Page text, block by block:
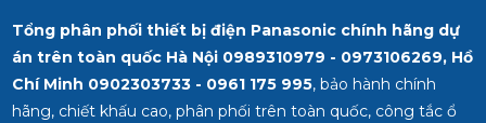
Tổng phân phối thiết bị điện Panasonic chính hãng dự
án trên toàn quốc Hà Nội 0989310979 - 0973106269, Hồ
Chí Minh 0902303733 - 0961 175 995, bảo hành chính
hãng, chiết khấu cao, phân phối trên toàn quốc, công tắc ổ